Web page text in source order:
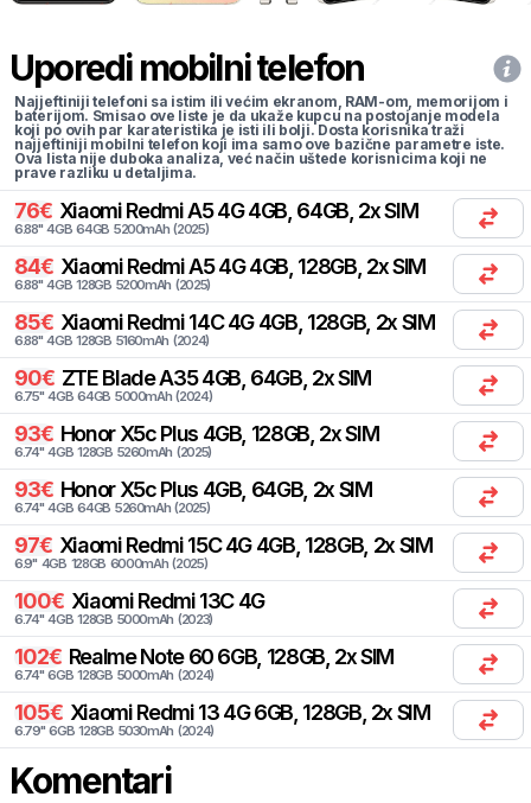
Uporedi mobilni telefon
Najjeftiniji telefoni sa istim ili većim ekranom, RAM-om, memorijom i
baterijom. Smisao ove liste je da ukaže kupcu na postojanje modela
koji po ovih par karateristika je isti ili bolji. Dosta korisnika traži
najjeftiniji mobilni telefon koji ima samo ove bazične parametre iste.
Ova lista nije duboka analiza, već način uštede korisnicima koji ne
prave razliku u detaljima.
76€ Xiaomi Redmi A5 4G 4GB, 64GB, 2x SIM
6.88" 4GB 64GB 5200mAh (2025)
84€ Xiaomi Redmi A5 4G 4GB, 128GB, 2x SIM
6.88" 4GB 128GB 5200mAh (2025)
85€ Xiaomi Redmi 14C 4G 4GB, 128GB, 2x SIM
6.88" 4GB 128GB 5160mAh (2024)
90€ ZTE Blade A35 4GB, 64GB, 2x SIM
6.75" 4GB 64GB 5000mAh (2024)
93€ Honor X5c Plus 4GB, 128GB, 2x SIM
6.74" 4GB 128GB 5260mAh (2025)
93€ Honor X5c Plus 4GB, 64GB, 2x SIM
6.74" 4GB 64GB 5260mAh (2025)
97€ Xiaomi Redmi 15C 4G 4GB, 128GB, 2x SIM
6.9" 4GB 128GB 6000mAh (2025)
100€ Xiaomi Redmi 13C 4G
6.74" 4GB 128GB 5000mAh (2023)
102€ Realme Note 60 6GB, 128GB, 2x SIM
6.74" 6GB 128GB 5000mAh (2024)
105€ Xiaomi Redmi 13 4G 6GB, 128GB, 2x SIM
6.79" 6GB 128GB 5030mAh (2024)
Komentari